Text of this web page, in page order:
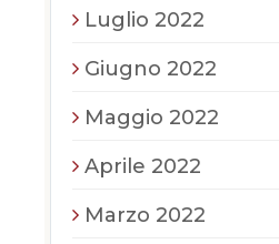
Luglio 2022
Giugno 2022
Maggio 2022
Aprile 2022
Marzo 2022